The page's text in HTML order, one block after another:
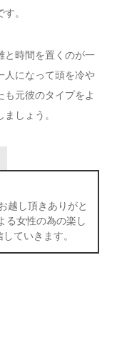
。
と時間を置くのが一
人になって頭を冷や
元彼のタイプをよ
しょう。
越し頂きありがと
る女性の為の楽し
ていきます。